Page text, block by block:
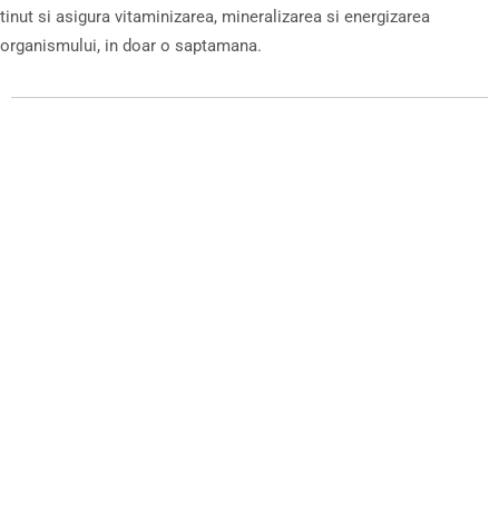
tinut si asigura vitaminizarea, mineralizarea si energizarea
organismului, in doar o saptamana.